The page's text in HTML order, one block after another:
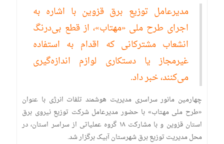
مدیرعامل توزیع برق قزوین با اشاره به
اجرای طرح ملی «مهتاب»، از قطع بی‌درنگ
انشعاب مشترکانی که اقدام به استفاده
غیرمجاز یا دستکاری لوازم اندازه‌گیری
می‌کنند، خبر داد.
چهارمین مانور سراسری مدیریت هوشمند تلفات انرژی با عنوان
«طرح ملی مهتاب» با حضور مدیرعامل شرکت توزیع نیروی برق
استان قزوین و با مشارکت ۱۸ گروه عملیاتی از سراسر استان، در
محل مدیریت توزیع برق شهرستان آبیک برگزار شد.